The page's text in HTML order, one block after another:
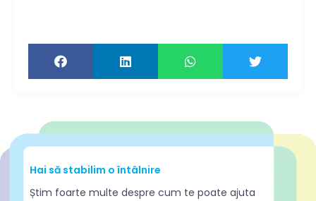
Hai să stabilim o întâlnire
Știm foarte multe despre cum te poate ajuta